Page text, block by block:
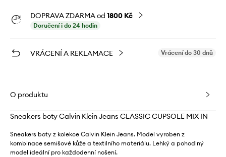
DOPRAVA ZDARMA od 1800 Kč
Doručení i do 24 hodin
VRÁCENÍ A REKLAMACE Vrácení do 30 dnů
O produktu
Sneakers boty Calvin Klein Jeans CLASSIC CUPSOLE MIX IN
Sneakers boty z kolekce Calvin Klein Jeans. Model vyroben z
kombinace semišové kůže a textilního materiálu. Lehký a pohodlný
model ideální pro každodenní nošení.